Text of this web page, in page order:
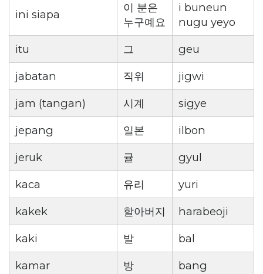
ini siapa
이 분은
누구예요
i buneun
nugu yeyo
itu
그
geu
jabatan
직위
jigwi
jam (tangan)
시계
sigye
jepang
일본
ilbon
jeruk
귤
gyul
kaca
유리
yuri
kakek
할아버지
harabeoji
kaki
발
bal
kamar
방
bang